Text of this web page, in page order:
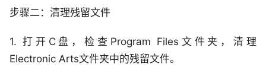
步骤二：清理残留文件
1. 打开C盘，检查Program Files文件夹，清理
Electronic Arts文件夹中的残留文件。